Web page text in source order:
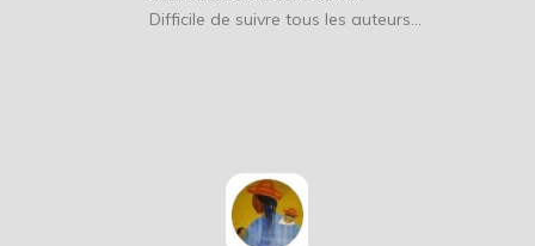
Difficile de suivre tous les auteurs…